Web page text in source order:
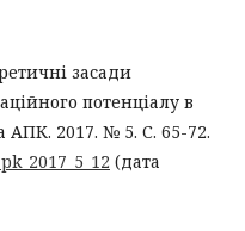
засади
потенціалу в
АПК. 2017. № 5. С. 65-72.
(дата